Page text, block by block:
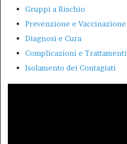
Gruppi a Rischio
Prevenzione e Vaccinazione
Diagnosi e Cura
Complicazioni e Trattamenti
Isolamento dei Contagiati